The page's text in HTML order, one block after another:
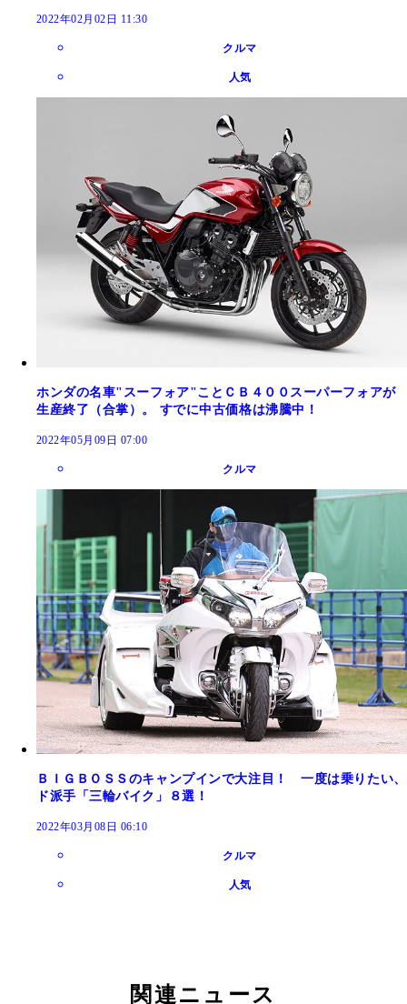
2022年02月02日 11:30
クルマ
人気
ホンダの名車"スーフォア"ことＣＢ４００スーパーフォアが
生産終了（合掌）。 すでに中古価格は沸騰中！
2022年05月09日 07:00
クルマ
ＢＩＧＢＯＳＳのキャンプインで大注目！ 一度は乗りたい、
ド派手「三輪バイク」８選！
2022年03月08日 06:10
クルマ
人気
関連ニュース